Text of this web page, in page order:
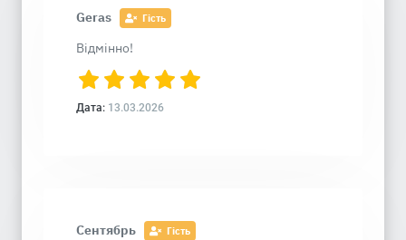
Geras Гість
Відмінно!
Дата: 13.03.2026
Сентябрь Гість